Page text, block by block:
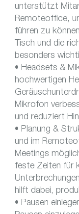
unterstützt
Remoteoffice,
führen zu
Tisch und die
besonders
• Headsets &
hochwertigen
Mikrofon
und reduziert
• Planung &
und im
Meetings
feste Zeiten für
hilft dabei,
• Pausen